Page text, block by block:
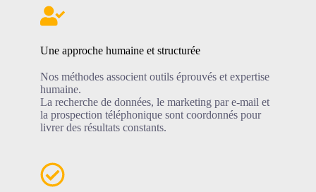
Une approche humaine et structurée
Nos méthodes associent outils éprouvés et expertise
humaine.
La recherche de données, le marketing par e-mail et
la prospection téléphonique sont coordonnés pour
livrer des résultats constants.